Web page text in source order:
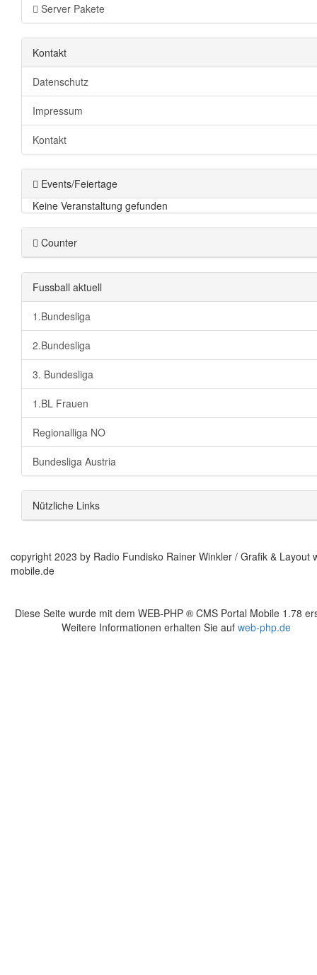
Server Pakete
Kontakt
Datenschutz
Impressum
Kontakt
Events/Feiertage
Keine Veranstaltung gefunden
Counter
Fussball aktuell
1.Bundesliga
2.Bundesliga
3. Bundesliga
1.BL Frauen
Regionalliga NO
Bundesliga Austria
Nützliche Links
copyright 2023 by Radio Fundisko Rainer Winkler / Grafik & Layout
mobile.de
Diese Seite wurde mit dem WEB-PHP ® CMS Portal Mobile 1.78
Weitere Informationen erhalten Sie auf web-php.de